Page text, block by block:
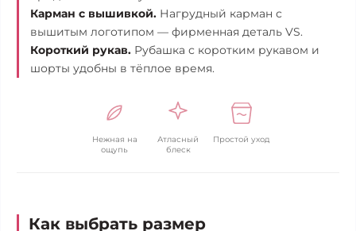
Карман с вышивкой. Нагрудный карман с
вышитым логотипом — фирменная деталь VS.
Короткий рукав. Рубашка с коротким рукавом и
шорты удобны в тёплое время.
Нежная на
ощупь
Атласный
блеск
Простой уход
Как выбрать размер